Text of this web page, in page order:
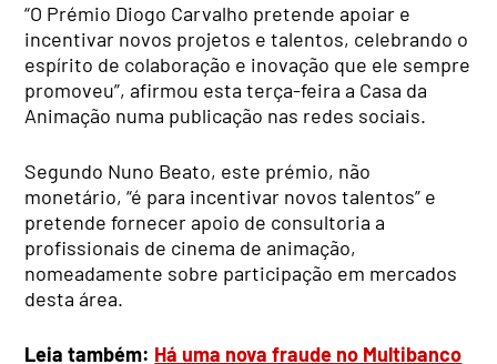
“O Prémio Diogo Carvalho pretende apoiar e
incentivar novos projetos e talentos, celebrando o
espírito de colaboração e inovação que ele sempre
promoveu”, afirmou esta terça-feira a Casa da
Animação numa publicação nas redes sociais.
Segundo Nuno Beato, este prémio, não
monetário, “é para incentivar novos talentos” e
pretende fornecer apoio de consultoria a
profissionais de cinema de animação,
nomeadamente sobre participação em mercados
desta área.
Leia também: Há uma nova fraude no Multibanco